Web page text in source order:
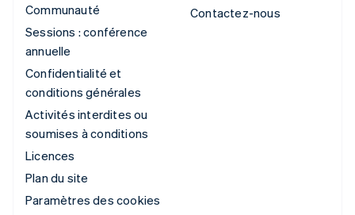
Communauté
Sessions : conférence
annuelle
Confidentialité et
conditions générales
Activités interdites ou
soumises à conditions
Licences
Plan du site
Paramètres des cookies
Contactez-nous